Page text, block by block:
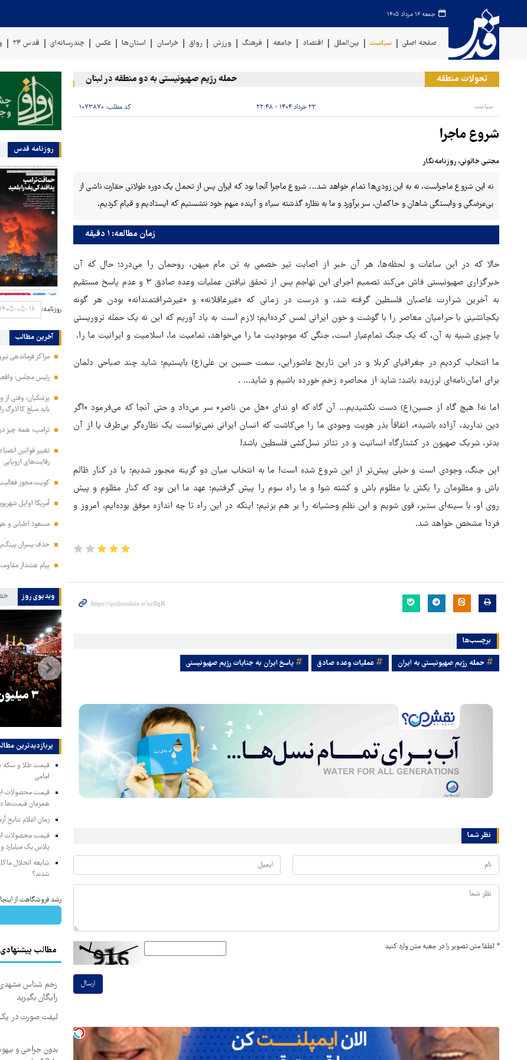
جمعه ۱۶ مرداد ۱۴۰۵
صفحه اصلی سیاست بین‌الملل اقتصاد جامعه فرهنگ ورزش رواق خراسان استان‌ها عکس چندرسانه‌ای قدس ۲۴
تحولات منطقه حمله رژیم صهیونیستی به دو منطقه در لبنان وقوع حادثه
سیاست ۲۳ خرداد ۱۴۰۴ - ۲۲:۴۸ کد مطلب: ۱۰۷۳۸۷۰
شروع ماجرا
مجتبی خاتونی، روزنامه‌نگار
نه این شروع ماجراست، نه به این زودی‌ها تمام خواهد شد... شروع ماجرا آنجا بود که ایران پس از تحمل یک دوره طولانی حقارت ناشی از
بی‌عرضگی و وابستگی شاهان و حاکمان، سر برآورد و ما به نظاره گذشته سیاه و آینده مبهم خود ننشستیم که ایستادیم و قیام کردیم.
زمان مطالعه: ۱ دقیقه
حالا که در این ساعات و لحظه‌ها، هر آن خبر از اصابت تیر خصمی به تن مام میهن، روحمان را می‌درد؛ حال که آن
خبرگزاری صهیونیستی فاش می‌کند تصمیم اجرای این تهاجم پس از تحقق نیافتن عملیات وعده صادق ۳ و عدم پاسخ مستقیم
به آخرین شرارت غاصبان فلسطین گرفته شد، و درست در زمانی که «غیرعاقلانه» و «غیرشرافتمندانه» بودن هر گونه
یکجانشینی با حرامیان معاصر را با گوشت و خون ایرانی لمس کرده‌ایم؛ لازم است به یاد آوریم که این نه یک حمله تروریستی
یا چیزی شبیه به آن، که یک جنگ تمام‌عیار است، جنگی که موجودیت ما را می‌خواهد، تمامیت ما، اسلامیت و ایرانیت ما را.
ما انتخاب کردیم در جغرافیای کربلا و در این تاریخ عاشورایی، سمت حسین بن علی(ع) بایستیم؛ شاید چند صباحی دلمان
برای امان‌نامه‌ای لرزیده باشد؛ شاید از محاصره زخم خورده باشیم و شاید... .
اما نه! هیچ گاه از حسین(ع) دست نکشیدیم... آن گاه که او ندای «هل من ناصر» سر می‌داد و حتی آنجا که می‌فرمود «اگر
دین ندارید، آزاده باشید»، اتفاقاً بذر هویت وجودی ما را می‌کاشت که انسان ایرانی نمی‌توانست یک نظاره‌گر بی‌طرف یا از آن
بدتر، شریک صهیون در کشتارگاه انسانیت و در تئاتر نسل‌کشی فلسطین باشد!
این جنگ، وجودی است و خیلی پیش‌تر از این شروع شده است! ما به انتخاب میان دو گزینه مجبور شدیم؛ یا در کنار ظالم
باش و مظلومان را بکش یا مظلوم باش و کشته شو! و ما راه سوم را پیش گرفتیم؛ عهد ما این بود که کنار مظلوم و پیش
روی او، با سینه‌ای ستبر، قوی شویم و این نظم وحشیانه را بر هم بزنیم؛ اینکه در این راه تا چه اندازه موفق بوده‌ایم، امروز و
فردا مشخص خواهد شد.
برچسب‌ها
حمله رژیم صهیونیستی به ایران عملیات وعده صادق پاسخ ایران به جنایات رژیم صهیونیستی
نظر شما
* لطفا متن تصویر را در جعبه متن وارد کنید
ارسال
روزنامه قدس
روزنامه:
آخرین مطالب
مراکز فرماندهی
رئیس مجلس:
پزشکیان: وقتی
باید مبلغ کالابرگ
ترامپ: همه چیز
تغییر قوانین
رقابت‌های اروپایی
کویت مجوز فعالیت
آمریکا اوایل
مسعود اطیابی و
حذف پسران
پیام هشدار
ویدیوی روز
جنگ‌طلبی است!
۳
پربازدیدترین‌
امامی
همزمان قیمت‌ها در
زمان اعلام
پلاس یک میلیارد و ۹۰۵ میلیون تومان
شایعه انحلال
شدند؟
رشد فروشگاهت از
مطالب پیشنهادی
زخم شناس مشهدی
رایگان بگیرید
لیفت صورت در یک
بدون جراحی و